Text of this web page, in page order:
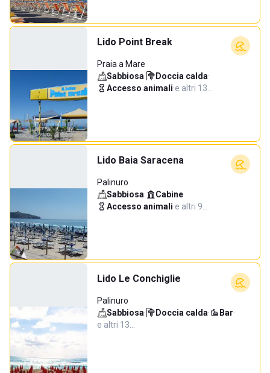
Lido Point Break
Praia a Mare
Sabbiosa· Doccia calda·
Accesso animali·e altri 13…
Lido Baia Saracena
Palinuro
Sabbiosa· Cabine·
Accesso animali·e altri 9…
Lido Le Conchiglie
Palinuro
Sabbiosa· Doccia calda· Bar·
e altri 13…